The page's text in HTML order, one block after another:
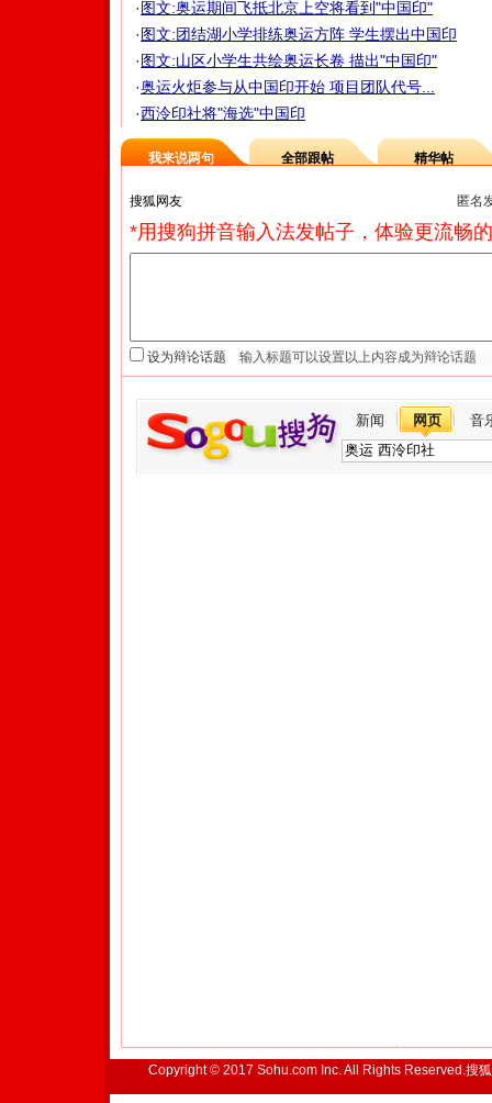
·图文:奥运期间飞抵北京上空将看到"中国印"
·图文:团结湖小学排练奥运方阵 学生摆出中国印
·图文:山区小学生共绘奥运长卷 描出"中国印"
·奥运火炬参与从中国印开始 项目团队代号...
·西泠印社将"海选"中国印
我来说两句 全部跟帖 精华帖
匿名
*用搜狗拼音输入法发帖子，体验更流畅
设为辩论话题
新闻 网页 音
Copyright © 2017 Sohu.com Inc. All Rights Reserved.搜